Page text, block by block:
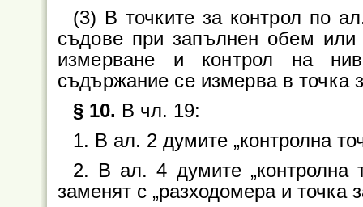
(3) В точките за контрол по
съдове при запълнен обем или
измерване и контрол на
съдържание се измерва в точка
§ 10. В чл. 19:
1. В ал. 2 думите „контролна
2. В ал. 4 думите „контролна
заменят с „разходомера и точка